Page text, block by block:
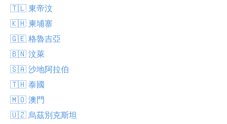
🇹🇱 東帝汶
🇰🇭 柬埔寨
🇬🇪 格魯吉亞
🇧🇳 汶萊
🇸🇦 沙地阿拉伯
🇹🇭 泰國
🇲🇴 澳門
🇺🇿 烏茲別克斯坦